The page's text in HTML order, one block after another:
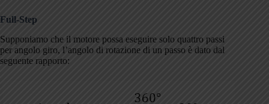
Full-Step
Supponiamo che il motore possa eseguire solo quattro passi
per angolo giro, l’angolo di rotazione di un passo è dato dal
seguente rapporto: